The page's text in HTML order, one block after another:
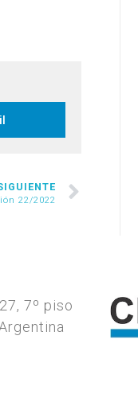
22/2022
7º piso